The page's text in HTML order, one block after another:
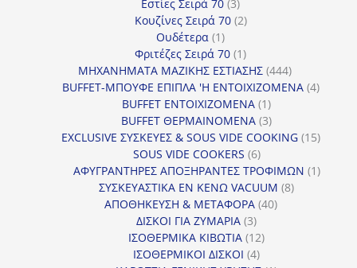
Εστίες Σειρά 70 3
προϊόντα
Κουζίνες Σειρά 70 22
Ουδέτερα 11
προϊόν
Φριτέζες Σειρά 70 11
προϊόν
ΜΗΧΑΝΗΜΑΤΑ ΜΑΖΙΚΗΣ ΕΣΤΙΑΣΗΣ 444444
προϊόντα
BUFFET-ΜΠΟΥΦΕ ΕΠΙΠΛΑ 'Η ΕΝΤΟΙΧΙΖΟΜΕΝΑ 44
BUFFET ΕΝΤΟΙΧΙΖΟΜΕΝΑ 11
προϊόν
BUFFET ΘΕΡΜΑΙΝΟΜΕΝΑ 33
προϊόντα
EXCLUSIVE ΣΥΣΚΕΥΕΣ & SOUS VIDE COOKING 1515
SOUS VIDE COOKERS 66
προϊόντα
ΑΦΥΓΡΑΝΤΗΡΕΣ ΑΠΟΞΗΡΑΝΤΕΣ ΤΡΟΦΙΜΩΝ 11
ΣΥΣΚΕΥΑΣΤΙΚΑ ΕΝ ΚΕΝΩ VACUUM 88
ΑΠΟΘΗΚΕΥΣΗ & ΜΕΤΑΦΟΡΑ 4040
ΔΙΣΚΟΙ ΓΙΑ ΖΥΜΑΡΙΑ 33
προϊόντα
ΙΣΟΘΕΡΜΙΚΑ ΚΙΒΩΤΙΑ 1212
ΙΣΟΘΕΡΜΙΚΟΙ ΔΙΣΚΟΙ 44